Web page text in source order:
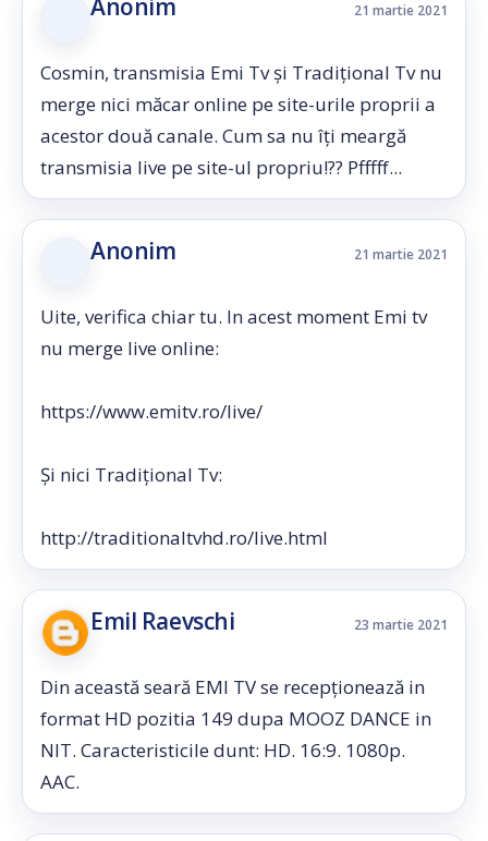
Anonim 21 martie 2021
Cosmin, transmisia Emi Tv și Tradițional Tv nu
merge nici măcar online pe site-urile proprii a
acestor două canale. Cum sa nu îți meargă
transmisia live pe site-ul propriu!?? Pfffff...
Anonim 21 martie 2021
Uite, verifica chiar tu. In acest moment Emi tv
nu merge live online:
https://www.emitv.ro/live/
Și nici Tradițional Tv:
http://traditionaltvhd.ro/live.html
Emil Raevschi 23 martie 2021
Din această seară EMI TV se recepționează in
format HD pozitia 149 dupa MOOZ DANCE in
NIT. Caracteristicile dunt: HD. 16:9. 1080p.
AAC.